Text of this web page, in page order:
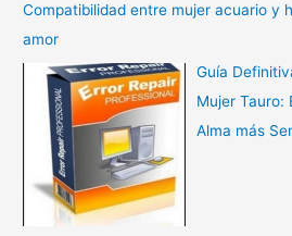
Compatibilidad entre mujer acuario y
amor
Guía
Mujer Tauro:
Alma más